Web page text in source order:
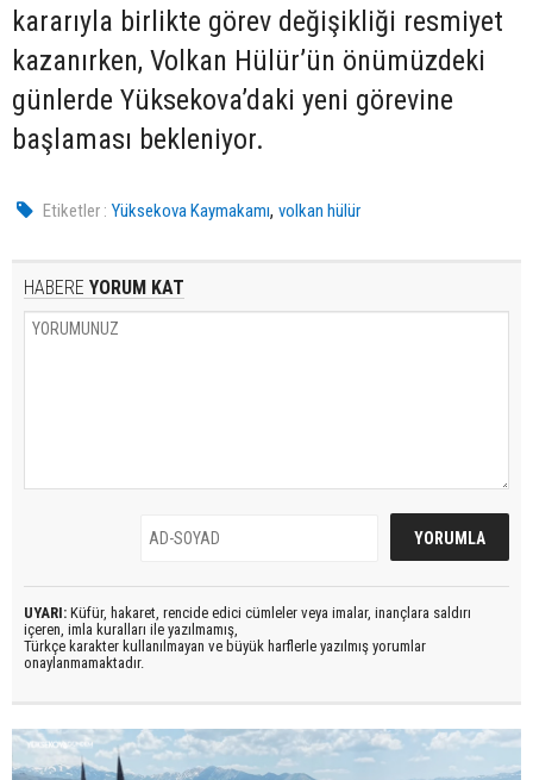
kararıyla birlikte görev değişikliği resmiyet
kazanırken, Volkan Hülür’ün önümüzdeki
günlerde Yüksekova’daki yeni görevine
başlaması bekleniyor.
Etiketler : Yüksekova Kaymakamı,volkan hülür
HABERE YORUM KAT
UYARI: Küfür, hakaret, rencide edici cümleler veya imalar, inançlara saldırı
içeren, imla kuralları ile yazılmamış,
Türkçe karakter kullanılmayan ve büyük harflerle yazılmış yorumlar
onaylanmamaktadır.